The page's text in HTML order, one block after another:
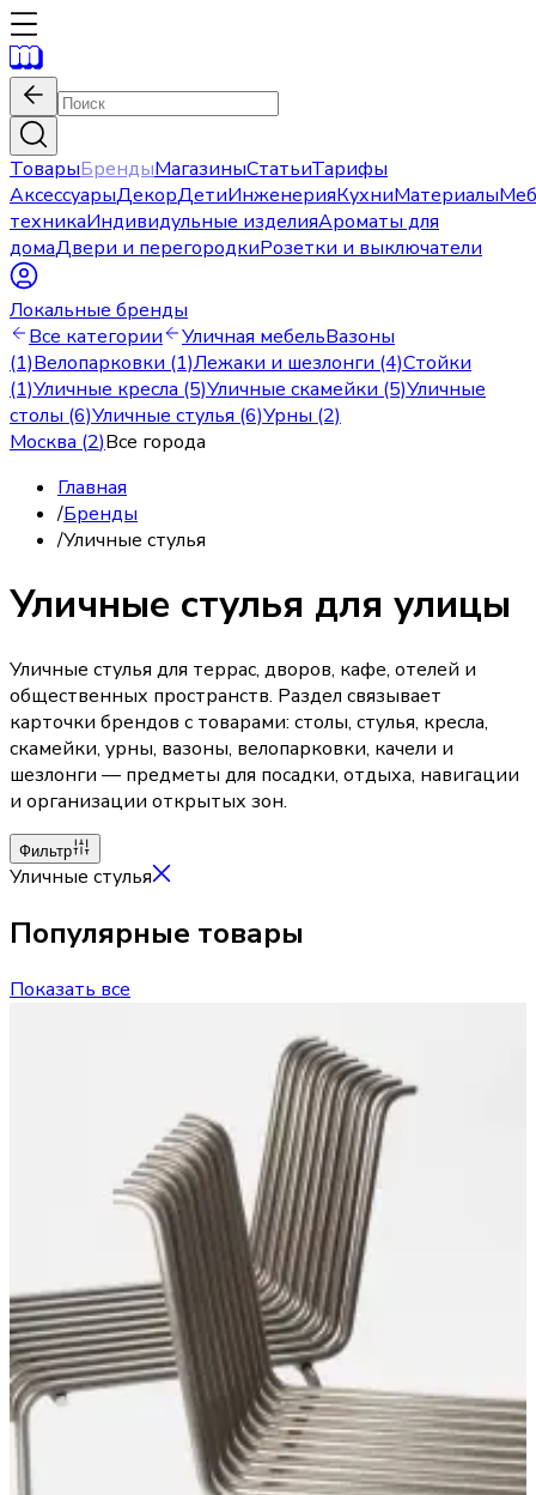
ТоварыБрендыМагазиныСтатьиТарифы
АксессуарыДекорДетиИнженерияКухниМатериалы
техникаИндивидульные изделияАроматы для
домаДвери и перегородкиРозетки и выключатели
Локальные бренды
Все категории
Уличная мебельВазоны
(1)Велопарковки (1)Лежаки и шезлонги (4)Стойки
(1)Уличные кресла (5)Уличные скамейки (5)Уличные
столы (6)Уличные стулья (6)Урны (2)
Москва (2)Все города
Главная
/Бренды
/Уличные стулья
Уличные стулья для улицы
Уличные стулья для террас, дворов, кафе, отелей и
общественных пространств. Раздел связывает
карточки брендов с товарами: столы, стулья, кресла,
скамейки, урны, вазоны, велопарковки, качели и
шезлонги — предметы для посадки, отдыха, навигации
и организации открытых зон.
Фильтр
Уличные стулья
Популярные товары
Показать все